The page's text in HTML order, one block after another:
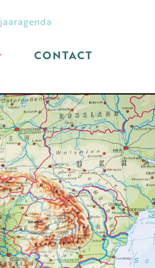
jaaragenda
CONTACT